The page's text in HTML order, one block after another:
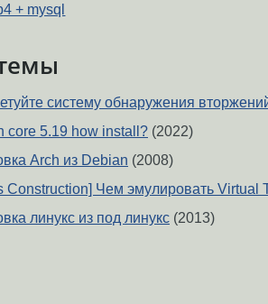
+ mysql
систему обнаружения
core 5.19 how install? (2022)
Arch из Debian (2008)
Construction] Чем эмулировать Virtual
линукс из под линукс (2013)